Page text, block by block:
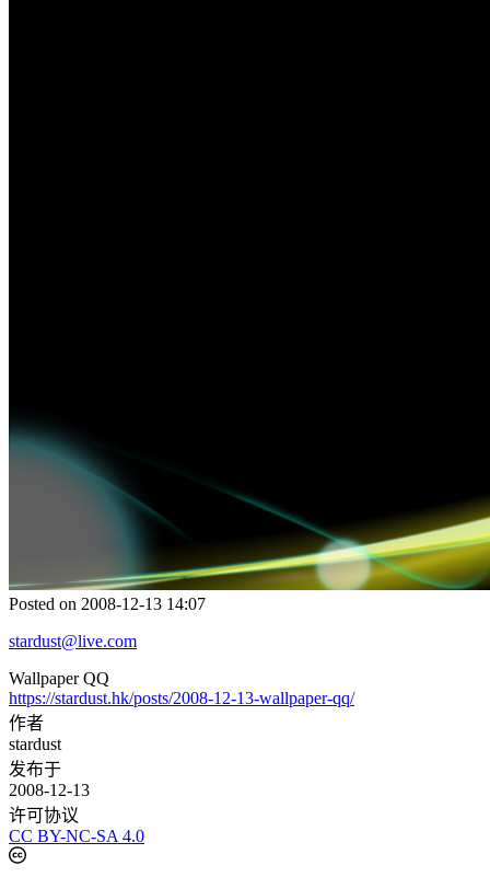
Posted on 2008-12-13 14:07
stardust@live.com
Wallpaper QQ
https://stardust.hk/posts/2008-12-13-wallpaper-qq/
作者
stardust
发布于
2008-12-13
许可协议
CC BY-NC-SA 4.0